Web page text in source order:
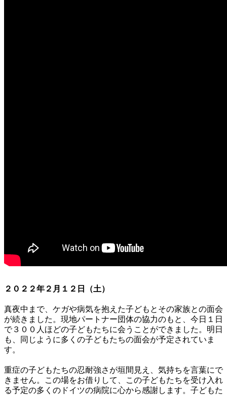
２０２２年２月１２日（土）
真夜中まで、ケガや病気を抱えた子どもとその家族との面会
が続きました。現地パートナー団体の協力のもと、今日１日
で３００人ほどの子どもたちに会うことができました。明日
も、同じように多くの子どもたちの面会が予定されていま
す。
重症の子どもたちの忍耐強さが垣間見え、気持ちを言葉にで
きません。この場をお借りして、この子どもたちを受け入れ
る予定の多くのドイツの病院に心から感謝します。子どもた